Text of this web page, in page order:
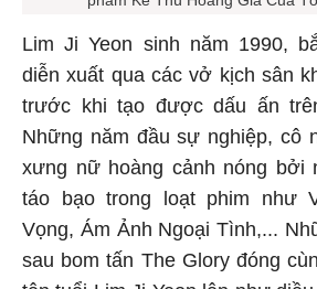
Lim Ji Yeon sinh năm 1990,
diễn xuất qua các vở kịch sân
trước khi tạo được dấu ấn
Những năm đầu sự nghiệp, cô
xưng nữ hoàng cảnh nóng bởi
táo bạo trong loạt phim như
Vọng, Ám Ảnh Ngoại Tình,...
sau bom tấn The Glory đóng